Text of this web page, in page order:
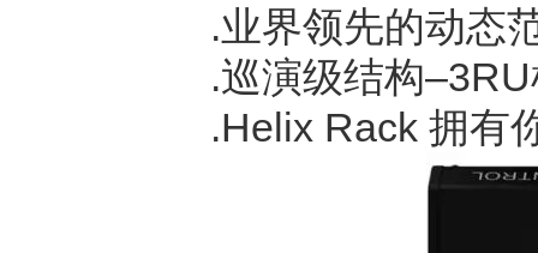
.业界领先的动态
.巡演级结构
.Helix Rack 拥有